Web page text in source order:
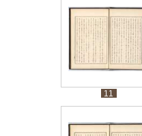
11